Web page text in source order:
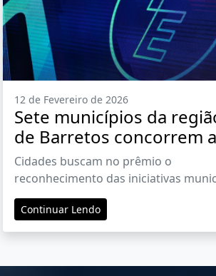
12 de Fevereiro de 2026
Sete municípios da
de Barretos concorrem
Prêmio Sebrae Prefeitura
Empreendedora
Cidades buscam no prêmio o
reconhecimento das iniciativas
que fortalecem o empreendedorismo
Continuar Lendo